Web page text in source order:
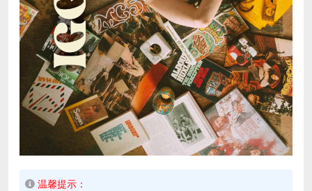
温馨提示：